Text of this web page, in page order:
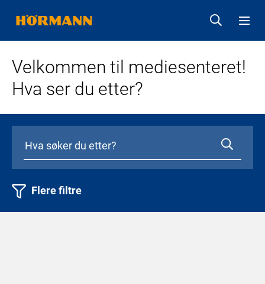
Velkommen til mediesenteret!
Hva ser du etter?
Flere filtre